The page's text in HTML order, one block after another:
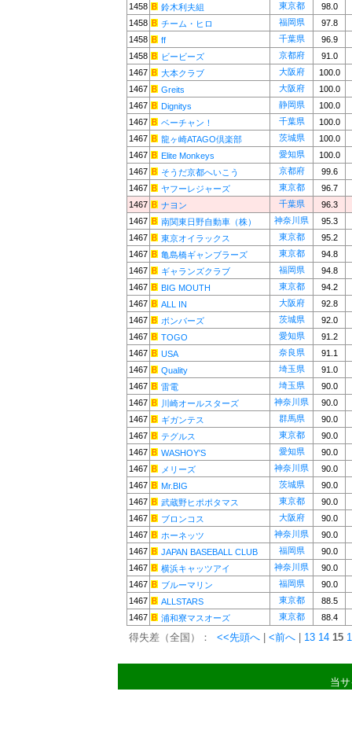
1458
鈴木利夫組 東京都
98.0
1458
チーム・ヒロ 福岡県
97.8
1458
ff 千葉県
96.9
1458
ビービーズ 京都府
91.0
1467
大本クラブ 大阪府
100.0
1467
Greits 大阪府
100.0
1467
Dignitys 静岡県
100.0
1467
ベーチャン！ 千葉県
100.0
1467
龍ヶ崎ATAGO倶楽部 茨城県
100.0
1467
Elite Monkeys 愛知県
100.0
1467
そうだ京都へいこう 京都府
99.6
1467
ヤフーレジャーズ 東京都
96.7
1467
ナヨン 千葉県
96.3
1467
南関東日野自動車（株） 神奈川県
95.3
1467
東京オイラックス 東京都
95.2
1467
亀島橋ギャンブラーズ 東京都
94.8
1467
ギャランズクラブ 福岡県
94.8
1467
BIG MOUTH 東京都
94.2
1467
ALL IN 大阪府
92.8
1467
ボンバーズ 茨城県
92.0
1467
TOGO 愛知県
91.2
1467
USA 奈良県
91.1
1467
Quality 埼玉県
91.0
1467
雷電 埼玉県
90.0
1467
川崎オールスターズ 神奈川県
90.0
1467
ギガンテス 群馬県
90.0
1467
テグルス 東京都
90.0
1467
WASHOY'S 愛知県
90.0
1467
メリーズ 神奈川県
90.0
1467
Mr.BIG 茨城県
90.0
1467
武蔵野ヒポポタマス 東京都
90.0
1467
ブロンコス 大阪府
90.0
1467
ホーネッツ 神奈川県
90.0
1467
JAPAN BASEBALL CLUB 福岡県
90.0
1467
横浜キャッツアイ 神奈川県
90.0
1467
ブルーマリン 福岡県
90.0
1467
ALLSTARS 東京都
88.5
1467
浦和寮マスオーズ 東京都 88.4
得失差（全国）： <<先頭へ <前へ 13 14 15
当